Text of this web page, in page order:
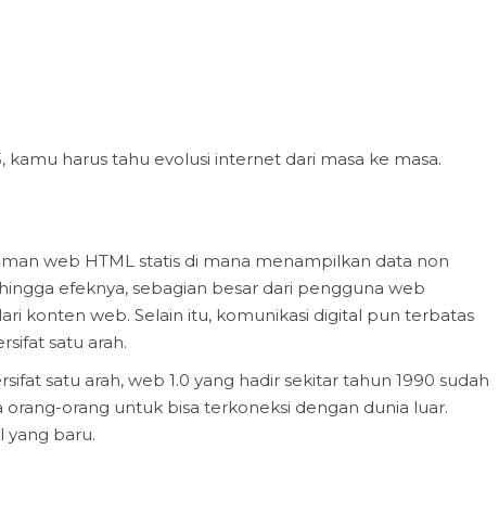
harus tahu evolusi internet dari masa ke masa.
web HTML statis di mana menampilkan data non
efeknya, sebagian besar dari pengguna web
konten web. Selain itu, komunikasi digital pun terbatas
satu arah.
satu arah, web 1.0 yang hadir sekitar tahun 1990 sudah
orang untuk bisa terkoneksi dengan dunia luar.
yang baru.